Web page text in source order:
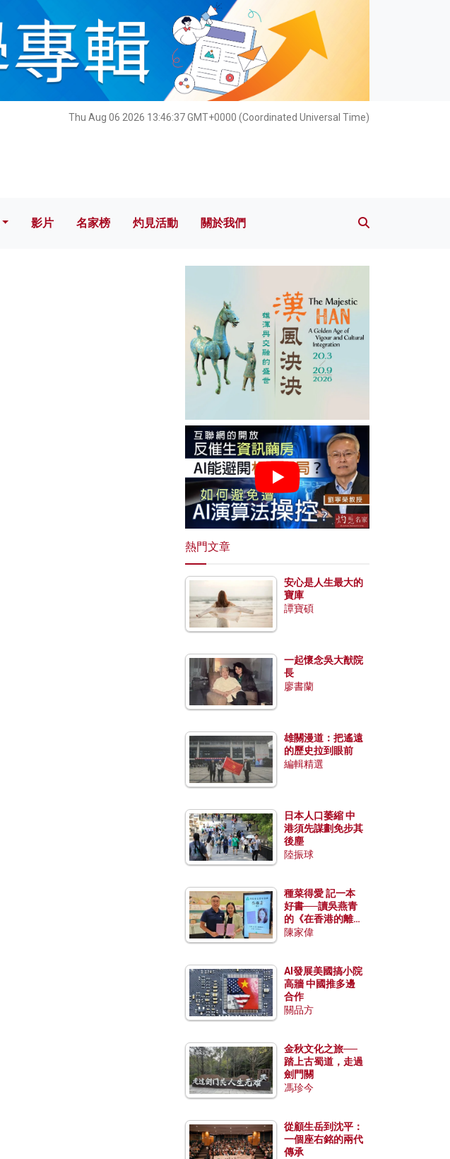
Thu Aug 06 2026 13:46:38 GMT+0000 (Coordinated Universal Time)
影片 名家榜 灼見活動 關於我們
影片 名家榜 灼見活動 關於我們
熱門文章
安心是人生最大的
寶庫
譚寶碩
一起懷念吳大猷院
長
廖書蘭
雄關漫道：把遙遠
的歷史拉到眼前
編輯精選
日本人口萎縮 中
港須先謀劃免步其
後塵
陸振球
種菜得愛 記一本
好書──讀吳燕青
的《在香港的離島
種菜》
陳家偉
AI發展美國搞小院
高牆 中國推多邊
合作
關品方
金秋文化之旅──
踏上古蜀道，走過
劍門關
馮珍今
從顧生岳到沈平：
一個座右銘的兩代
傳承